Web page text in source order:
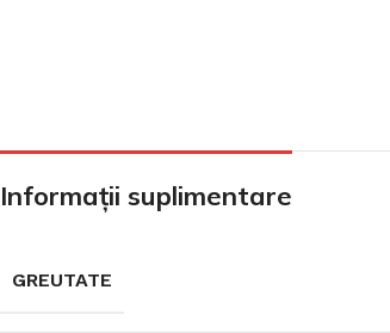
Informații suplimentare
GREUTATE